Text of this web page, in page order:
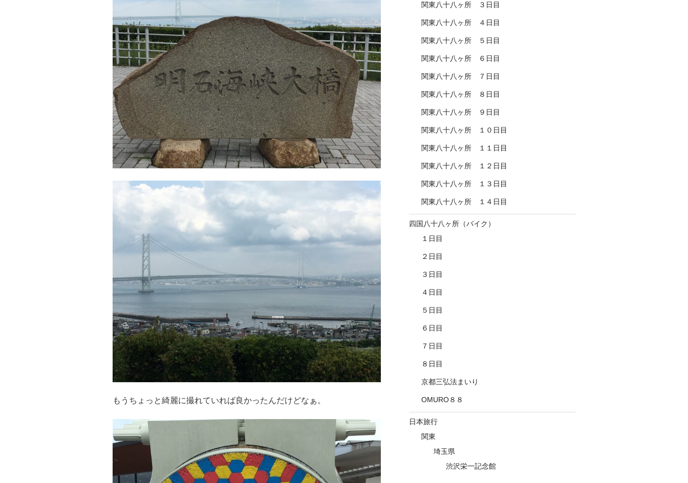
もうちょっと綺麗に撮れていれば良かったんだけどなぁ。
関東八十八ヶ所 ３日目
関東八十八ヶ所 ４日目
関東八十八ヶ所 ５日目
関東八十八ヶ所 ６日目
関東八十八ヶ所 ７日目
関東八十八ヶ所 ８日目
関東八十八ヶ所 ９日目
関東八十八ヶ所 １０日目
関東八十八ヶ所 １１日目
関東八十八ヶ所 １２日目
関東八十八ヶ所 １３日目
関東八十八ヶ所 １４日目
四国八十八ヶ所（バイク）
１日目
２日目
３日目
４日目
５日目
６日目
７日目
８日目
京都三弘法まいり
OMURO８８
日本旅行
関東
埼玉県
渋沢栄一記念館